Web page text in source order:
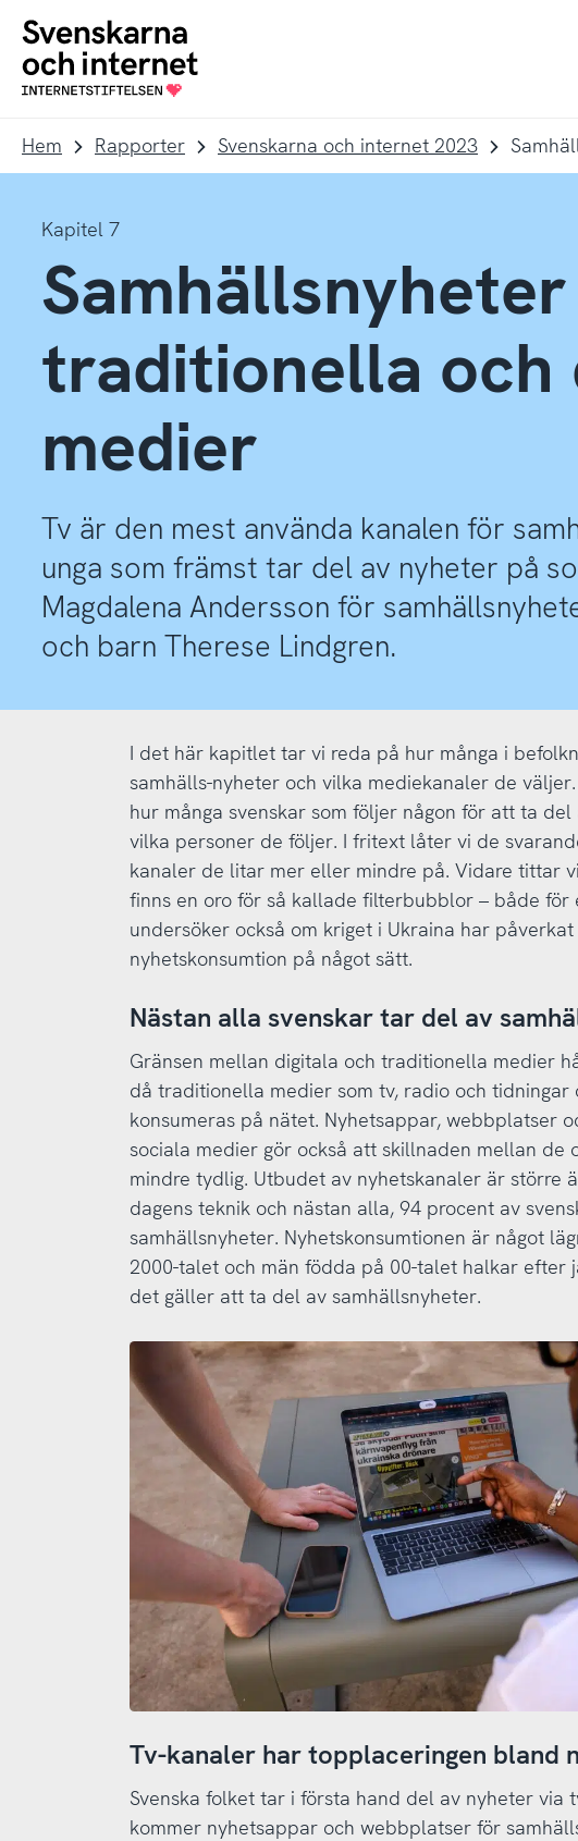
navigation
innehåll
To
startpage
Hem Rapporter Svenskarna och internet 2023
Kapitel 7
traditionella och
medier
Tv är den mest använda kanalen för
unga som främst tar del av nyheter på
Magdalena Andersson för
och barn Therese Lindgren.
I det här kapitlet tar vi reda på hur många i
samhälls-nyheter och vilka mediekanaler de
hur många svenskar som följer någon för att ta
vilka personer de följer. I fritext låter vi de
kanaler de litar mer eller mindre på. Vidare tittar
finns en oro för så kallade filterbubblor – både för
undersöker också om kriget i Ukraina har påverkat
nyhetskonsumtion på något sätt.
Nästan alla svenskar tar del av
Gränsen mellan digitala och traditionella medier
då traditionella medier som tv, radio och tidningar
konsumeras på nätet. Nyhetsappar, webbplatser
sociala medier gör också att skillnaden mellan de
mindre tydlig. Utbudet av nyhetskanaler är större
dagens teknik och nästan alla, 94 procent av
samhällsnyheter. Nyhetskonsumtionen är något
2000-talet och män födda på 00-talet halkar efter
det gäller att ta del av samhällsnyheter.
Tv-kanaler har topplaceringen bland
Svenska folket tar i första hand del av nyheter via
kommer nyhetsappar och webbplatser för